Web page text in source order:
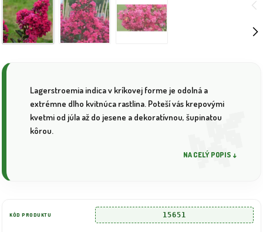
Lagerstroemia indica v kríkovej forme je odolná a
extrémne dlho kvitnúca rastlina. Poteší vás krepovými
kvetmi od júla až do jesene a dekoratívnou, šupinatou
kôrou.
NA CELÝ POPIS ↓
KÓD PRODUKTU 15651